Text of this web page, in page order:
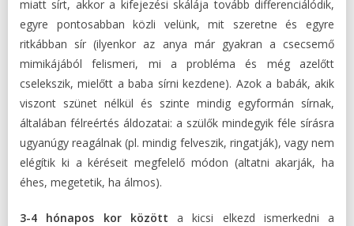
miatt sírt, akkor a kifejezési skálája tovább differenciálódik,
egyre pontosabban közli velünk, mit szeretne és egyre
ritkábban sír (ilyenkor az anya már gyakran a csecsemő
mimikájából felismeri, mi a probléma és még azelőtt
cselekszik, mielőtt a baba sírni kezdene). Azok a babák, akik
viszont szünet nélkül és szinte mindig egyformán sírnak,
általában félreértés áldozatai: a szülők mindegyik féle sírásra
ugyanúgy reagálnak (pl. mindig felveszik, ringatják), vagy nem
elégítik ki a kéréseit megfelelő módon (altatni akarják, ha
éhes, megetetik, ha álmos).
3-4 hónapos kor között a kicsi elkezd ismerkedni a